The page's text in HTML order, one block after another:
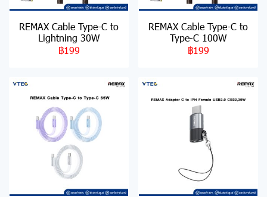
REMAX Cable Type-C to
Lightning 30W
฿199
REMAX Cable Type-C to
Type-C 100W
฿199